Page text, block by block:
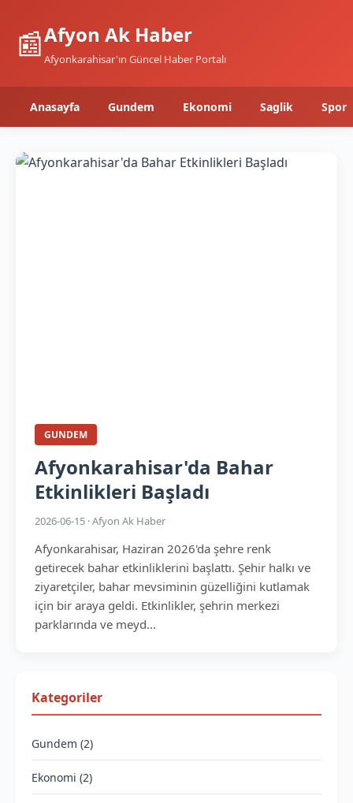
📰Afyon Ak Haber
Afyonkarahisar'ın Güncel Haber Portalı
Anasayfa Gundem Ekonomi Saglik Spor
GUNDEM
Afyonkarahisar'da Bahar
Etkinlikleri Başladı
2026-06-15 · Afyon Ak Haber
Afyonkarahisar, Haziran 2026'da şehre renk
getirecek bahar etkinliklerini başlattı. Şehir halkı ve
ziyaretçiler, bahar mevsiminin güzelliğini kutlamak
için bir araya geldi. Etkinlikler, şehrin merkezi
parklarında ve meyd...
Kategoriler
Gundem (2)
Ekonomi (2)